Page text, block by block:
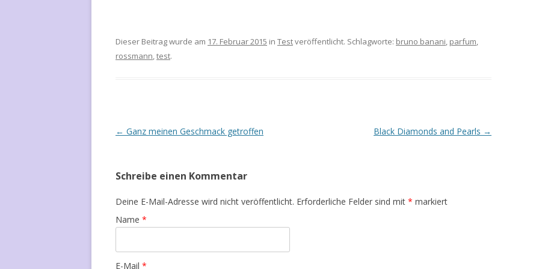
Dieser Beitrag wurde am 17. Februar 2015 in Testveröffentlicht. Schlagworte: bruno banani, parfum,
rossmann,test.
Artikel-
← Ganz meinen Geschmack getroffen Black Diamonds and Pearls →
Schreibe einen Kommentar
Deine E-Mail-Adresse wird nicht veröffentlicht. Erforderliche Felder sind mit * markiert
Name *
E-Mail *